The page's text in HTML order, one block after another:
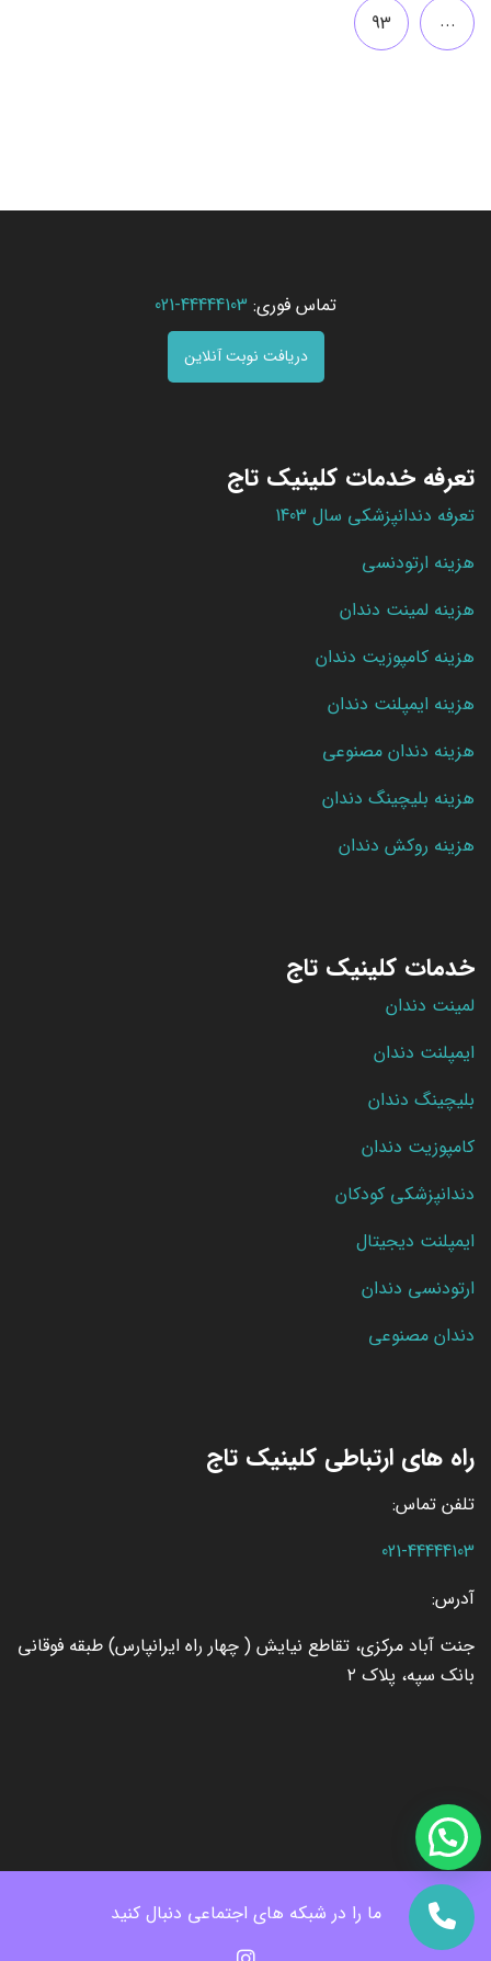
...
93
تماس فوری: 44444103-021
دریافت نوبت آنلاین
تعرفه خدمات کلینیک تاج
تعرفه دندانپزشکی سال 1403
هزینه ارتودنسی
هزینه لمینت دندان
هزینه کامپوزیت دندان
هزینه ایمپلنت دندان
هزینه دندان مصنوعی
هزینه بلیچینگ دندان
هزینه روکش دندان
خدمات کلینیک تاج
لمینت دندان
ایمپلنت دندان
بلیچینگ دندان
کامپوزیت دندان
دندانپزشکی کودکان
ایمپلنت دیجیتال
ارتودنسی دندان
دندان مصنوعی
راه های ارتباطی کلینیک تاج
تلفن تماس:
021-44444103
آدرس:
جنت آباد مرکزی، تقاطع نیایش ( چهار راه ایرانپارس) طبقه فوقانی
بانک سپه، پلاک ۲
ما را در شبکه های اجتماعی دنبال کنید